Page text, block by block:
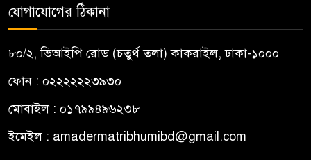
যোগাযোগের ঠিকানা
৮০/২, ভিআইপি রোড (চতুর্থ তলা) কাকরাইল, ঢাকা-১০০০
ফোন : ০২২২২২২৩৯৩০
মোবাইল : ০১৭৯৯৪৯৬২৩৮
ইমেইল : amadermatribhumibd@gmail.com